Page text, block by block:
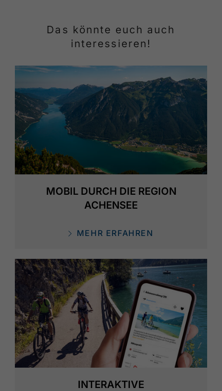
Das könnte euch auch
interessieren!
MOBIL DURCH DIE REGION
ACHENSEE
MEHR ERFAHREN
INTERAKTIVE